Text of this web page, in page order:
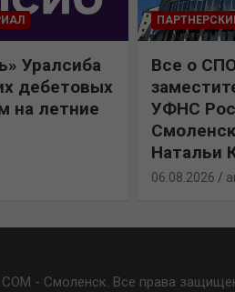
Уралсиба
дебетовых
на летние
Все о
УФНС
Натальи
06.08.2026
- Смоленск. Все права